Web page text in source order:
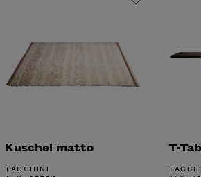
Kuschel matto
TACCHINI
T-